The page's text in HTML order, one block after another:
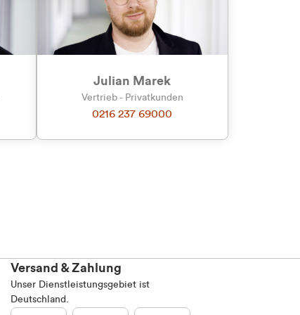
Marketing
Julian Marek
Vertrieb - Privatkunden
0216 237 69000
Versand & Zahlung
Unser Dienstleistungsgebiet ist
Deutschland.